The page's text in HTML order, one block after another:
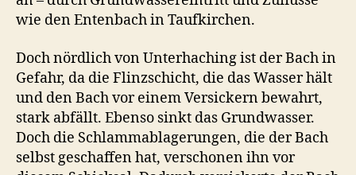
wie den Entenbach in Taufkirchen.
Doch nördlich von Unterhaching ist der Bach in
Gefahr, da die Flinzschicht, die das Wasser hält
und den Bach vor einem Versickern bewahrt,
stark abfällt. Ebenso sinkt das Grundwasser.
Doch die Schlammablagerungen, die der Bach
selbst geschaffen hat, verschonen ihn vor